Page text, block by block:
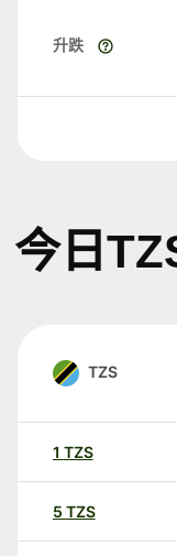
升跌
今日
TZS
1 TZS
5 TZS